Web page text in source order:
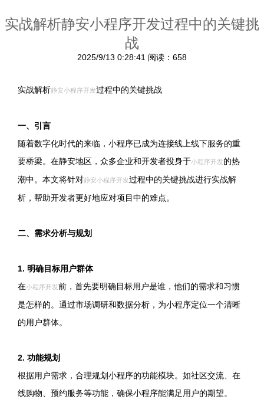
实战解析静安小程序开发过程中的关键挑
战
2025/9/13 0:28:41 阅读：658
实战解析静安小程序开发过程中的关键挑战
一、引言
随着数字化时代的来临，小程序已成为连接线上线下服务的重
要桥梁。在静安地区，众多企业和开发者投身于小程序开发的热
潮中。本文将针对静安小程序开发过程中的关键挑战进行实战解
析，帮助开发者更好地应对项目中的难点。
二、需求分析与规划
1. 明确目标用户群体
在小程序开发前，首先要明确目标用户是谁，他们的需求和习惯
是怎样的。通过市场调研和数据分析，为小程序定位一个清晰
的用户群体。
2. 功能规划
根据用户需求，合理规划小程序的功能模块。如社区交流、在
线购物、预约服务等功能，确保小程序能满足用户的期望。